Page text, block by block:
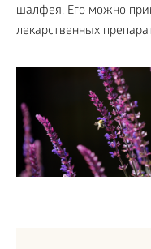
шалфея. Его можно
лекарственных